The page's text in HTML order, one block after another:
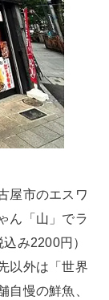
屋市のエスワ
ん「山」でラ
み2200円）
以外は「世界
自慢の鮮魚、